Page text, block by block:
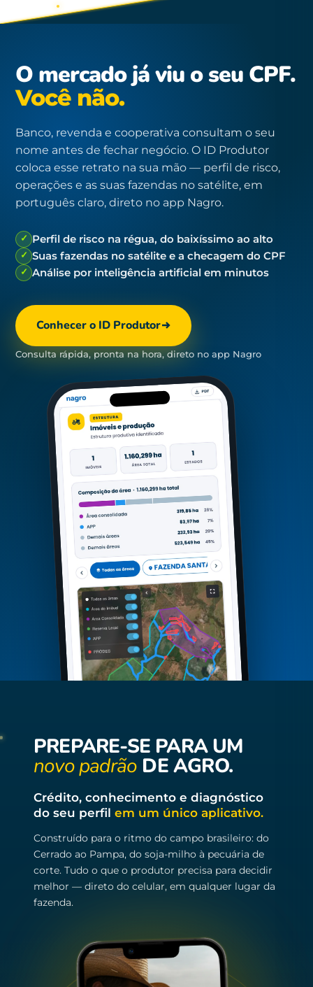
O mercado já viu o seu CPF.
Você não.
Banco, revenda e cooperativa consultam o seu
nome antes de fechar negócio. O ID Produtor
coloca esse retrato na sua mão — perfil de risco,
operações e as suas fazendas no satélite, em
português claro, direto no app Nagro.
✓ Perfil de risco na régua, do baixíssimo ao alto
✓ Suas fazendas no satélite e a checagem do CPF
✓ Análise por inteligência artificial em minutos
Conhecer o ID Produtor
Consulta rápida, pronta na hora, direto no app Nagro
PREPARE-SE PARA UM
novo padrão DE AGRO.
Crédito, conhecimento e diagnóstico
do seu perfil em um único aplicativo.
Construído para o ritmo do campo brasileiro: do
Cerrado ao Pampa, do soja-milho à pecuária de
corte. Tudo o que o produtor precisa para decidir
melhor — direto do celular, em qualquer lugar da
fazenda.